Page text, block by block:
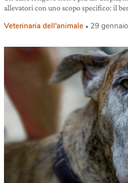
allevatori con uno scopo specifico: il
Veterinaria dell'animale 29